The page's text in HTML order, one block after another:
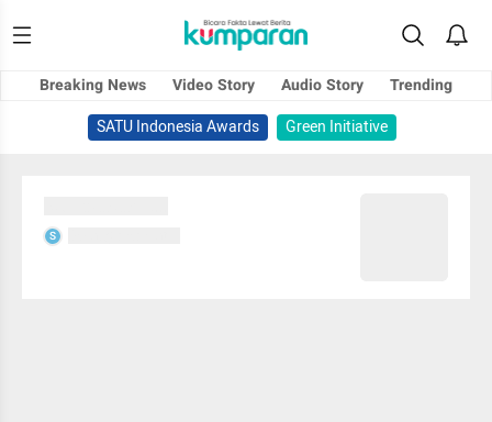
Breaking News Video Story Audio Story
Trending
SATU Indonesia Awards
Green Initiative
S